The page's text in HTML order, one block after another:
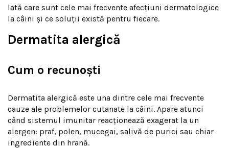
Iată care sunt cele mai frecvente afecțiuni dermatologice
la câini și ce soluții există pentru fiecare.
Dermatita alergică
Cum o recunoști
Dermatita alergică este una dintre cele mai frecvente
cauze ale problemelor cutanate la câini. Apare atunci
când sistemul imunitar reacționează exagerat la un
alergen: praf, polen, mucegai, salivă de purici sau chiar
ingrediente din hrană.